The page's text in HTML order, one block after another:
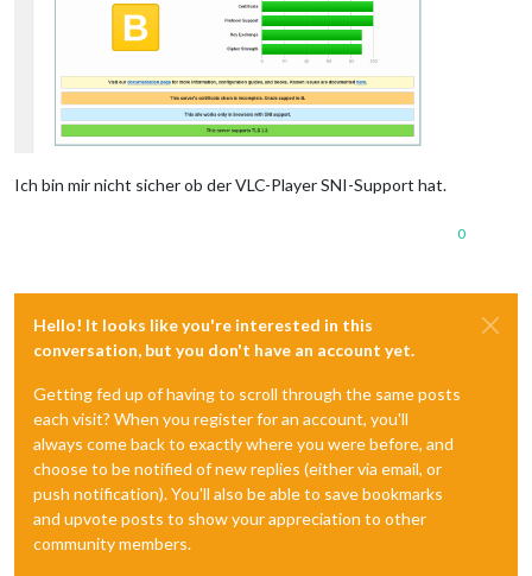
Ich bin mir nicht sicher ob der VLC-Player SNI-Support hat.
0
Hello! It looks like you're interested in this
conversation, but you don't have an account yet.
Getting fed up of having to scroll through the same posts
each visit? When you register for an account, you'll
always come back to exactly where you were before, and
choose to be notified of new replies (either via email, or
push notification). You'll also be able to save bookmarks
and upvote posts to show your appreciation to other
community members.